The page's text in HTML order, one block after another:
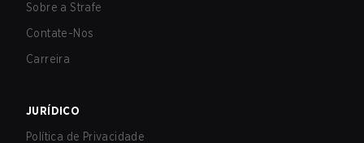
Sobre a Strafe
Contate-Nos
Carreira
JURÍDICO
Política de Privacidade